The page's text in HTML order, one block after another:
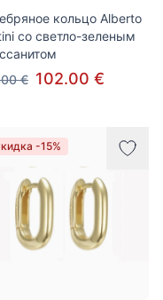
кольцо Alberto
со светло-зеленым
€ 102.00 €
-15%